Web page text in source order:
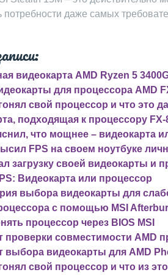
потребности даже самых
видеокарта AMD Ryzen 5
для процессора AMD
свой процессор и что это
подходящая к процессору FX-
что мощнее – видеокарта
FPS на своем ноутбуке
загрузку своей видеокарты и
Видеокарта или процессор
выбора видеокарты для
с помощью MSI
процессор через BIOS MSI
проверки совместимости AMD
выбора видеокарты для AMD
свой процессор и что из